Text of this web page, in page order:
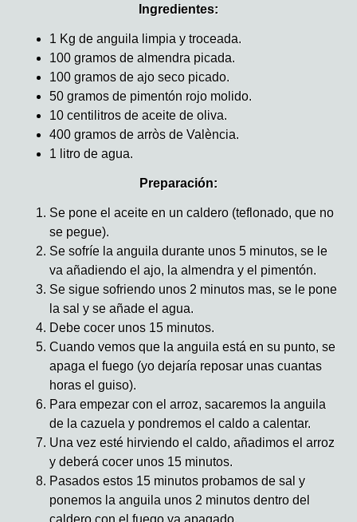
Ingredientes:
1 Kg de anguila limpia y troceada.
100 gramos de almendra picada.
100 gramos de ajo seco picado.
50 gramos de pimentón rojo molido.
10 centilitros de aceite de oliva.
400 gramos de arròs de València.
1 litro de agua.
Preparación:
Se pone el aceite en un caldero (teflonado, que no
se pegue).
Se sofríe la anguila durante unos 5 minutos, se le
va añadiendo el ajo, la almendra y el pimentón.
Se sigue sofriendo unos 2 minutos mas, se le pone
la sal y se añade el agua.
Debe cocer unos 15 minutos.
Cuando vemos que la anguila está en su punto, se
apaga el fuego (yo dejaría reposar unas cuantas
horas el guiso).
Para empezar con el arroz, sacaremos la anguila
de la cazuela y pondremos el caldo a calentar.
Una vez esté hirviendo el caldo, añadimos el arroz
y deberá cocer unos 15 minutos.
Pasados estos 15 minutos probamos de sal y
ponemos la anguila unos 2 minutos dentro del
caldero con el fuego ya apagado.